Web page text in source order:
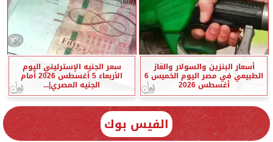
أسعار البنزين والسولار والغاز
الطبيعي في مصر اليوم الخميس 6
أغسطس 2026
سعر الجنيه الإسترليني اليوم
الأربعاء 5 أغسطس 2026 أمام
الجنيه المصري|...
الفيس بوك